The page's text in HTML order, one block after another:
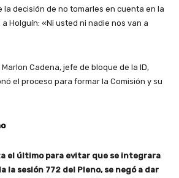
la decisión de no tomarles en cuenta en la
Holguín: «Ni usted ni nadie nos van a
Cadena, jefe de bloque de la ID,
el proceso para formar la Comisión y su
el último para evitar que se integrara
la sesión 772 del Pleno, se negó a dar